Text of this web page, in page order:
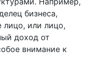
бизнеса,
лицо, или лицо,
доход от
внимание к